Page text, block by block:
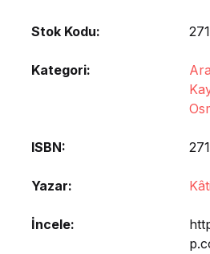
Stok Kodu:
Kategori:
ISBN
Yazar
İncele